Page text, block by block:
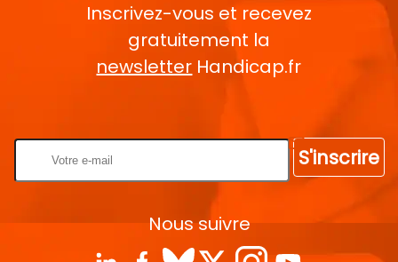
Inscrivez-vous et recevez
gratuitement la
newsletter Handicap.fr
S'inscrire
Nous suivre